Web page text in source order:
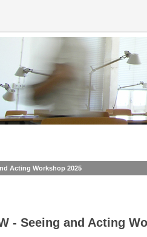
Acting Workshop 2025
- Seeing and Acting